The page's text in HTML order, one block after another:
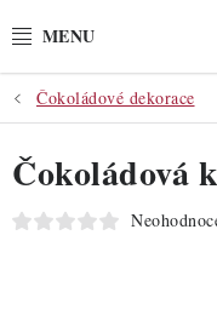
na
POTŘEBY
POMŮCKY
SUROVINY
Čokoládové dekorace
Čokoládová